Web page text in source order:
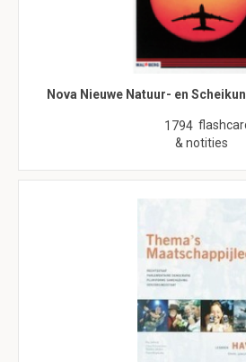
Nova Nieuwe Natuur- en
1794
& notities